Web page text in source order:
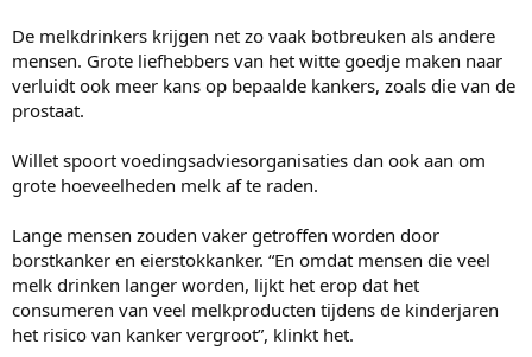
De melkdrinkers krijgen net zo vaak botbreuken als andere
mensen. Grote liefhebbers van het witte goedje maken naar
verluidt ook meer kans op bepaalde kankers, zoals die van de
prostaat.
Willet spoort voedingsadviesorganisaties dan ook aan om
grote hoeveelheden melk af te raden.
Lange mensen zouden vaker getroffen worden door
borstkanker en eierstokkanker. “En omdat mensen die veel
melk drinken langer worden, lijkt het erop dat het
consumeren van veel melkproducten tijdens de kinderjaren
het risico van kanker vergroot”, klinkt het.